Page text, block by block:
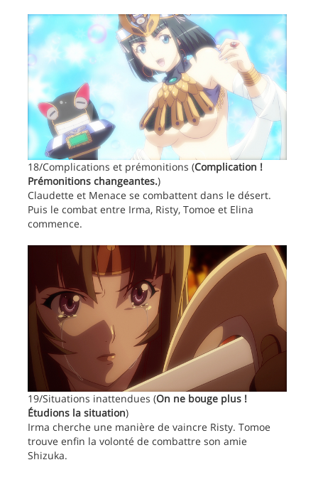
18/Complications et prémonitions (Complication !
Prémonitions changeantes.)
Claudette et Menace se combattent dans le désert.
Puis le combat entre Irma, Risty, Tomoe et Elina
commence.
19/Situations inattendues (On ne bouge plus !
Étudions la situation)
Irma cherche une manière de vaincre Risty. Tomoe
trouve enfin la volonté de combattre son amie
Shizuka.